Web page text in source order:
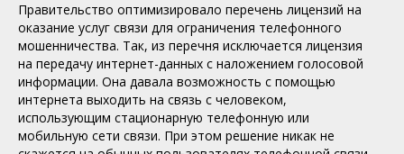
Правительство оптимизировало перечень лицензий на
оказание услуг связи для ограничения телефонного
мошенничества. Так, из перечня исключается лицензия
на передачу интернет-данных с наложением голосовой
информации. Она давала возможность с помощью
интернета выходить на связь с человеком,
использующим стационарную телефонную или
мобильную сети связи. При этом решение никак не